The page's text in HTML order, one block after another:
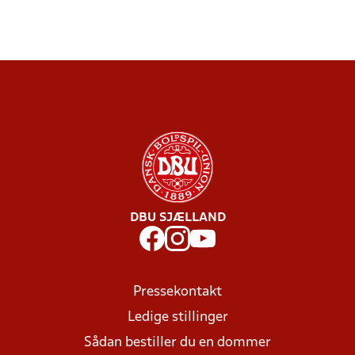
DBU SJÆLLAND
Pressekontakt
Ledige stillinger
Sådan bestiller du en dommer